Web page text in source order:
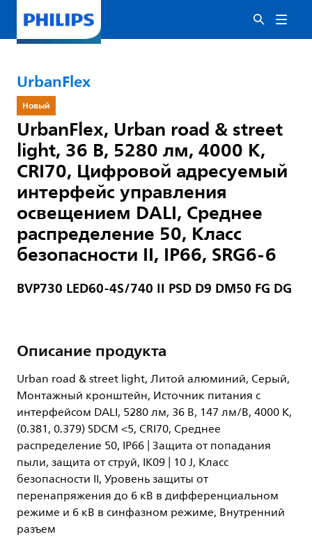
UrbanFlex
Новый
UrbanFlex, Urban road & street
light, 36 В, 5280 лм, 4000 K,
CRI70, Цифровой адресуемый
интерфейс управления
освещением DALI, Среднее
распределение 50, Класс
безопасности II, IP66, SRG6-6
BVP730 LED60-4S/740 II PSD D9 DM50 FG DG
Описание продукта
Urban road & street light, Литой алюминий, Серый,
Монтажный кронштейн, Источник питания с
интерфейсом DALI, 5280 лм, 36 В, 147 лм/В, 4000 K,
(0.381, 0.379) SDCM <5, CRI70, Среднее
распределение 50, IP66 | Защита от попадания
пыли, защита от струй, IK09 | 10 J, Класс
безопасности II, Уровень защиты от
перенапряжения до 6 кВ в дифференциальном
режиме и 6 кВ в синфазном режиме, Внутренний
разъем